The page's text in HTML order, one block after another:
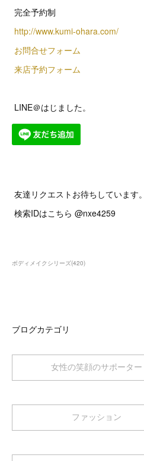
完全予約制
http://www.kumi-ohara.com/
お問合せフォーム
来店予約フォーム
LINE＠はじました。
友達リクエストお待ちしています。
検索IDはこちら @nxe4259
ボディメイクシリーズ(420)
ブログカテゴリ
女性の笑顔のサポーター
ファッション